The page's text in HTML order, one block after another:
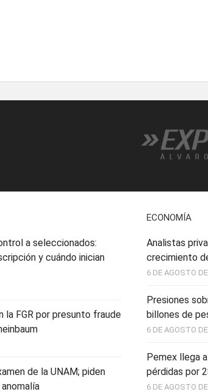
a seleccionados:
y cuándo inician
la FGR por presunto fraude
de la UNAM; piden
ECONOMÍA
Analistas
crecimiento
6 DE AGOSTO
Presiones
billones de
6 DE AGOSTO
Pemex llega
pérdidas por
6 DE AGOSTO